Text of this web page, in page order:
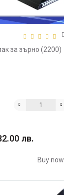
за зърно (2200)
лв.
Buy now